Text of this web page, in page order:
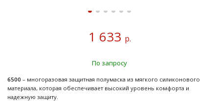
1 633 р.
По запросу
6500 – многоразовая защитная полумаска из мягкого силиконового
материала, которая обеспечивает высокий уровень комфорта и
надежную защиту.